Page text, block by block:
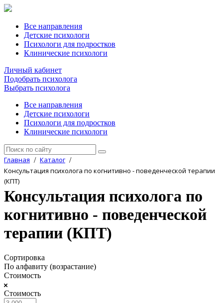
Все направления
Детские психологи
Психологи для подростков
Клинические психологи
Личный кабинет
Подобрать психолога
Выбрать психолога
Все направления
Детские психологи
Психологи для подростков
Клинические психологи
Главная / Каталог/
Консультация психолога по когнитивно - поведенческой терапии
(КПТ)
Консультация психолога по
когнитивно - поведенческой
терапии (КПТ)
Сортировка
По алфавиту (возрастание)
Стоимость
Стоимость